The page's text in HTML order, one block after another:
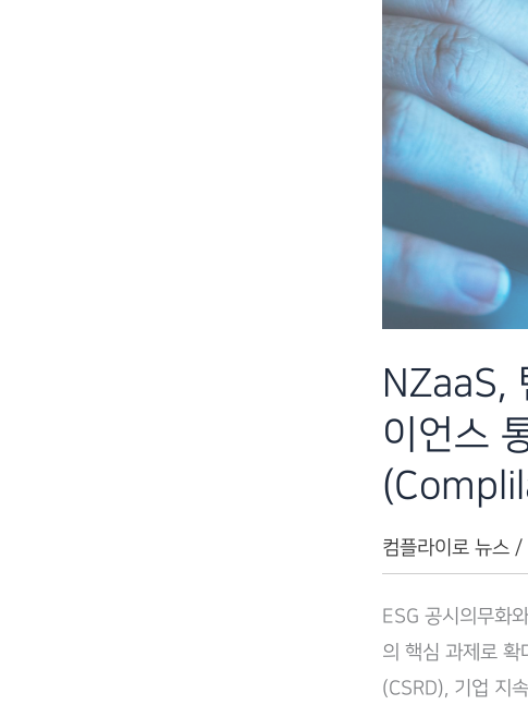
을
위
한
기
합
ESG
관
리
체
계
구
축
–
컴
라
이
로
NZaaS,
이언스
컴플라이로 뉴스 /
ESG 공시의무화
의 핵심 과제로 확
(CSRD), 기업 지